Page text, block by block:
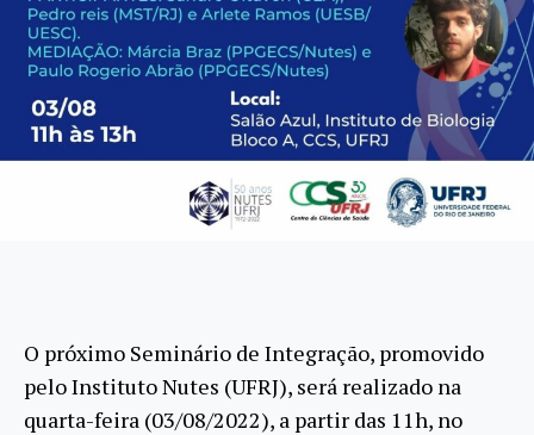
O próximo Seminário de Integração, promovido
pelo Instituto Nutes (UFRJ), será realizado na
quarta-feira (03/08/2022), a partir das 11h, no